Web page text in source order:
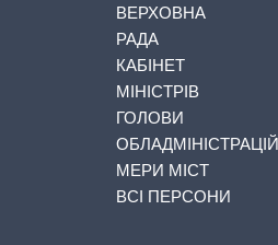
ВЕРХОВНА
РАДА
КАБІНЕТ
МІНІСТРІВ
ГОЛОВИ
ОБЛАДМІНІСТРАЦІЙ
МЕРИ МІСТ
ВСІ ПЕРСОНИ